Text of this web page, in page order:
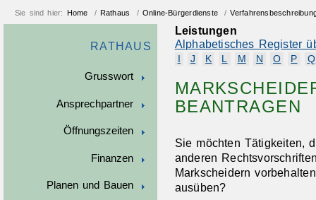
Sie sind hier: Home / Rathaus / Online-Bürgerdienste /
RATHAUS
Grusswort
Ansprechpartner
Öffnungszeiten
Finanzen
Planen und Bauen
Leistungen
Alphabetisches Register
J K L M N O P Q
BEANTRAGEN
Sie möchten Tätigkeiten,
anderen
Markscheidern
ausüben?